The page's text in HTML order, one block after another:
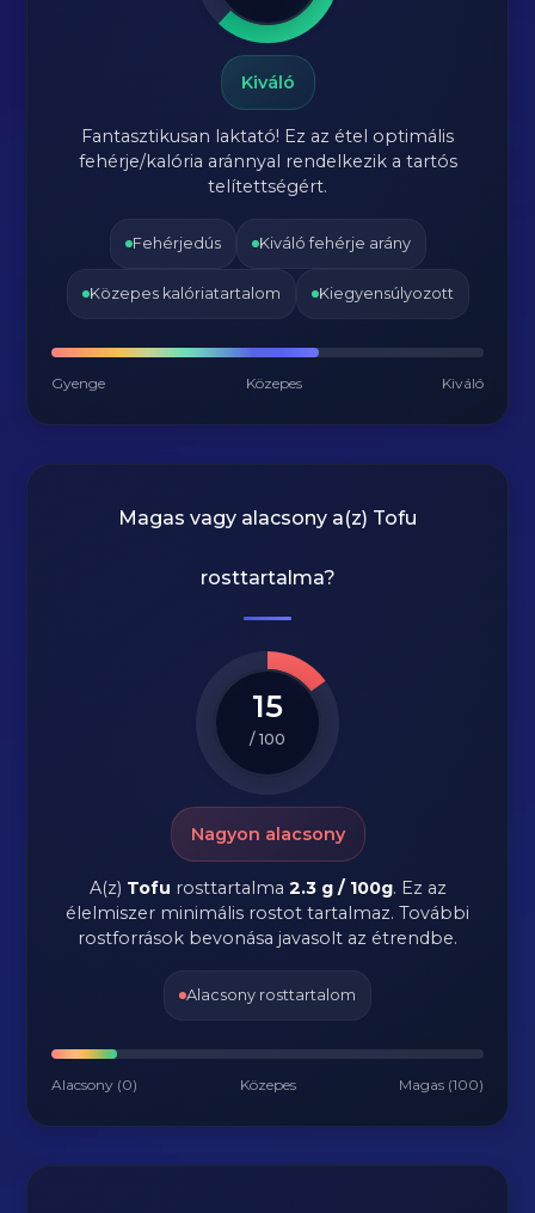
Kiváló
Fantasztikusan laktató! Ez az étel optimális
fehérje/kalória aránnyal rendelkezik a tartós
telítettségért.
Fehérjedús Kiváló fehérje arány
Közepes kalóriatartalom Kiegyensúlyozott
Gyenge Közepes Kiváló
Magas vagy alacsony a(z) Tofu
rosttartalma?
15
/ 100
Nagyon alacsony
A(z) Tofu rosttartalma 2.3 g / 100g. Ez az
élelmiszer minimális rostot tartalmaz. További
rostforrások bevonása javasolt az étrendbe.
Alacsony rosttartalom
Alacsony (0) Közepes Magas (100)